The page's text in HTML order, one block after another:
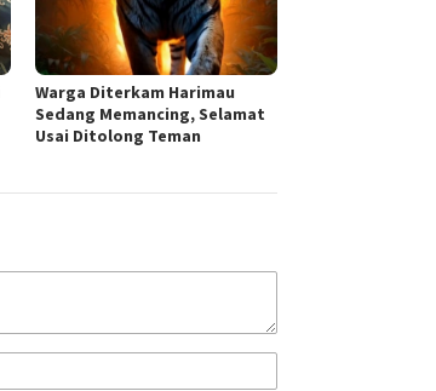
Warga Diterkam Harimau
Sedang Memancing, Selamat
Usai Ditolong Teman